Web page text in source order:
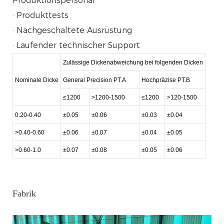
· Produkttests
· Nachgeschaltete Ausrüstung
· Laufender technischer Support
Nominale Dicke
Zulässige Dickenabweichung bei folgenden Dicken
General Precision PT.A Hochpräzise PT.B
≤1200 >1200-1500 ≤1200 >120-1500
0.20-0.40 ±0.05 ±0.06 ±0.03 ±0.04
>0.40-0.60 ±0.06 ±0.07 ±0.04 ±0.05
>0.60-1.0 ±0.07 ±0.08 ±0.05 ±0.06
Fabrik